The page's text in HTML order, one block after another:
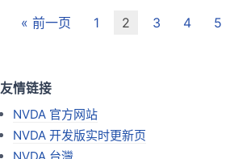
« 前一页 1 2 3 4 5
友情链接
NVDA 官方网站
NVDA 开发版实时更新页